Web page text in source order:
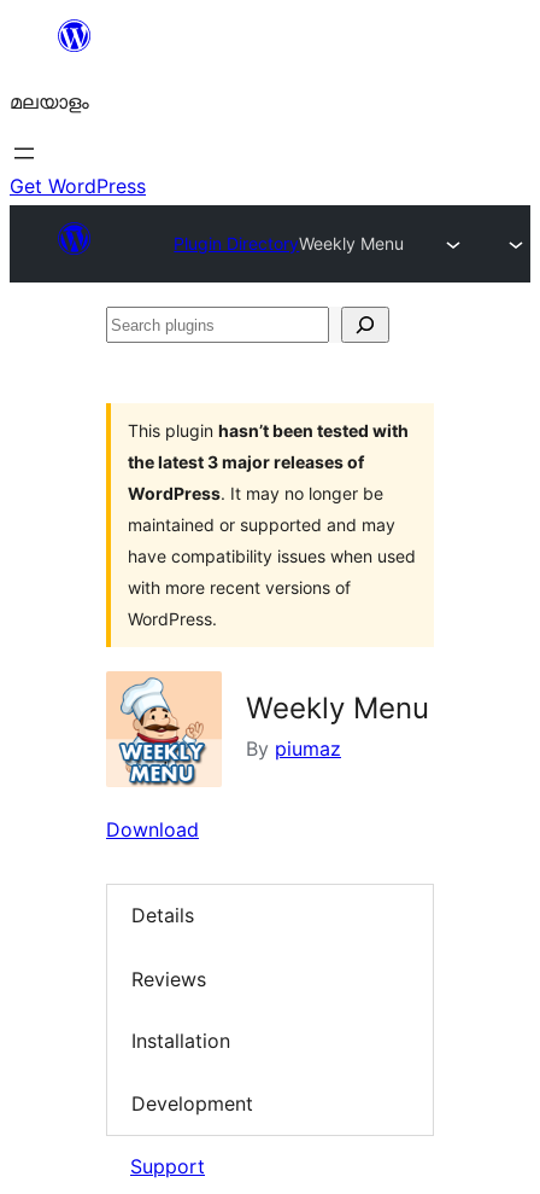
ഉള്ളടക്കത്തിലേക്ക്
മലയാളം
Get WordPress
Plugin DirectoryWeekly Menu
Search
This plugin hasn’t been tested with
the latest 3 major releases of
WordPress. It may no longer be
maintained or supported and may
have compatibility issues when used
with more recent versions of
WordPress.
Weekly Menu
By piumaz
Download
Details
Reviews
Installation
Development
Support